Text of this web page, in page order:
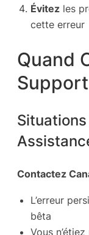
Évitez les
cette erreur
Quand
Contactez
L’erreur
bêta
Vous